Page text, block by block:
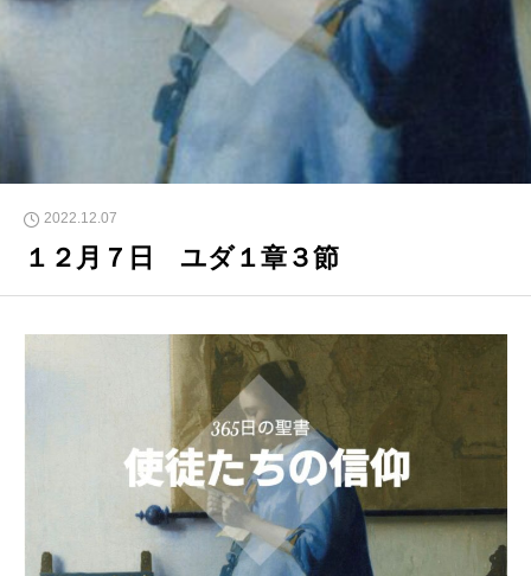
2022.12.07
１２月７日 ユダ１章３節